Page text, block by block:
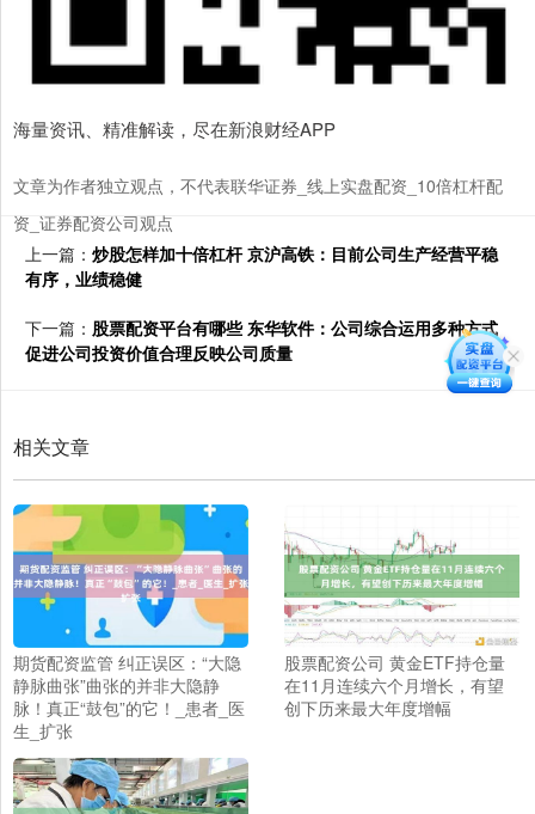
海量资讯、精准解读，尽在新浪财经APP
文章为作者独立观点，不代表联华证券_线上实盘配资_10倍杠杆配
资_证券配资公司观点
上一篇： 炒股怎样加十倍杠杆 京沪高铁：目前公司生产经营平稳
有序，业绩稳健
下一篇： 股票配资平台有哪些 东华软件：公司综合运用多种方式
促进公司投资价值合理反映公司质量
相关文章
期货配资监管 纠正误区：“大隐
静脉曲张”曲张的并非大隐静
脉！真正“鼓包”的它！_患者_医
生_扩张
股票配资公司 黄金ETF持仓量
在11月连续六个月增长，有望
创下历来最大年度增幅